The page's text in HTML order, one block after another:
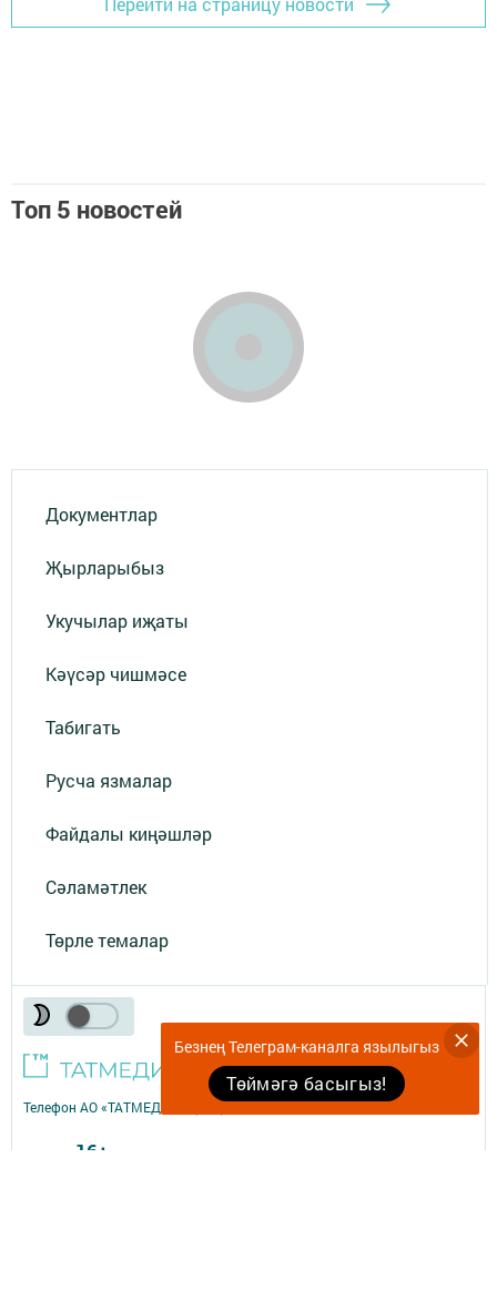
Топ 5 новостей
Документлар
Җырларыбыз
Укучылар иҗаты
Кәүсәр чишмәсе
Табигать
Русча язмалар
Файдалы киңәшләр
Сәламәтлек
Төрле темалар
Безнең Телеграм-каналга язылыгыз
Төймәгә басыгыз!
Телефон АО «ТАТМЕДИА»: (843) 222 09 84
16+